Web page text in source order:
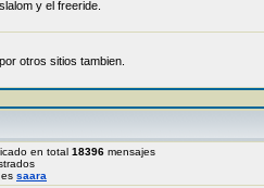
y el freeride.
otros sitios tambien.
en total 18396 mensajes
saara